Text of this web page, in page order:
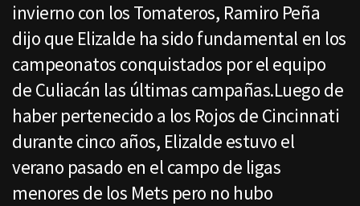
invierno con los Tomateros, Ramiro Peña
dijo que Elizalde ha sido fundamental en los
campeonatos conquistados por el equipo
de Culiacán las últimas campañas.Luego de
haber pertenecido a los Rojos de Cincinnati
durante cinco años, Elizalde estuvo el
verano pasado en el campo de ligas
menores de los Mets pero no hubo